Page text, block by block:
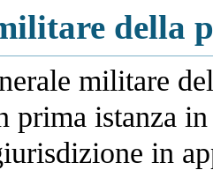
della
militare
prima istanza
in